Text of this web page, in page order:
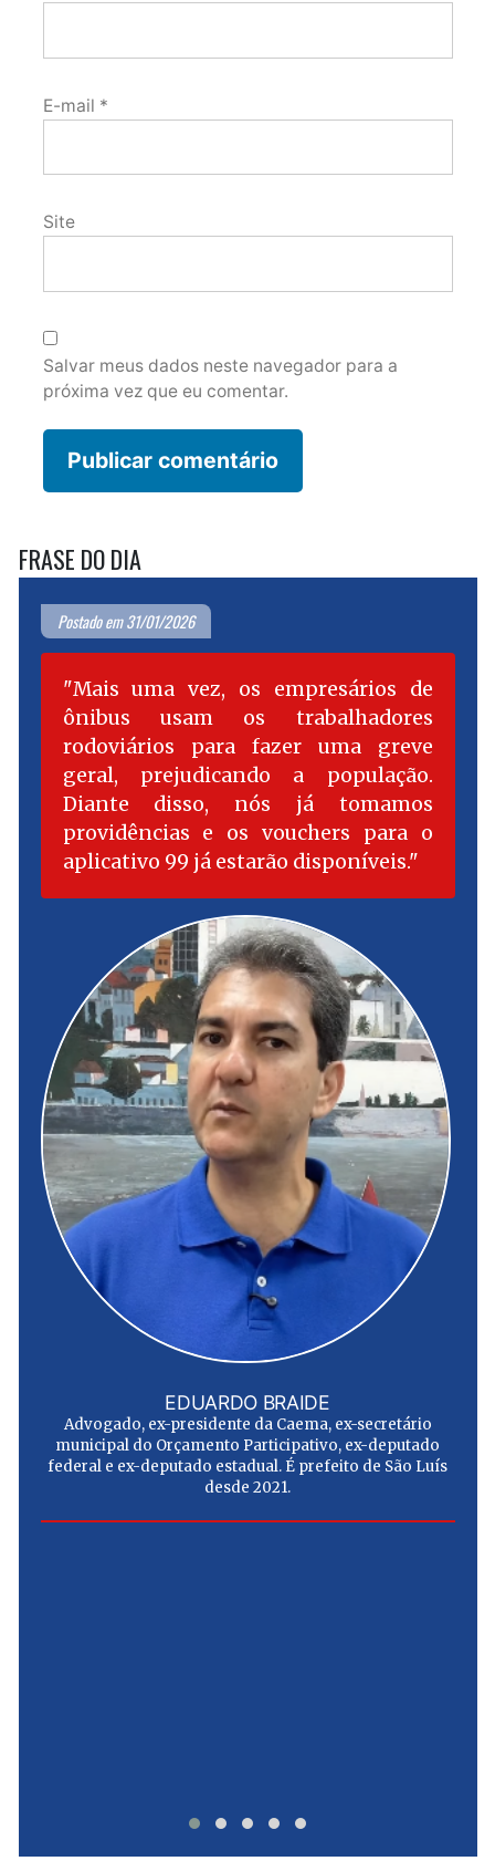
E-mail *
Site
Salvar meus dados neste navegador para a
próxima vez que eu comentar.
FRASE DO DIA
Postado em 31/01/2026
Mais uma vez, os empresários de
ônibus usam os trabalhadores
rodoviários para fazer uma greve
geral, prejudicando a população.
Diante disso, nós já tomamos
providências e os vouchers para o
aplicativo 99 já estarão disponíveis.
EDUARDO BRAIDE
Advogado, ex-presidente da Caema, ex-secretário
municipal do Orçamento Participativo, ex-deputado
federal e ex-deputado estadual. É prefeito de São Luís
desde 2021.